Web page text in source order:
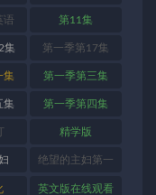
语
语 第11集
集 第一季第17集
集 第一季第三集
集 第一季第四集
精学版
绝望的主妇第一
季
英文版在线观看